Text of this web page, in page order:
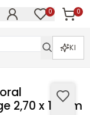
0 0
KI
2,70 x 1,59 m